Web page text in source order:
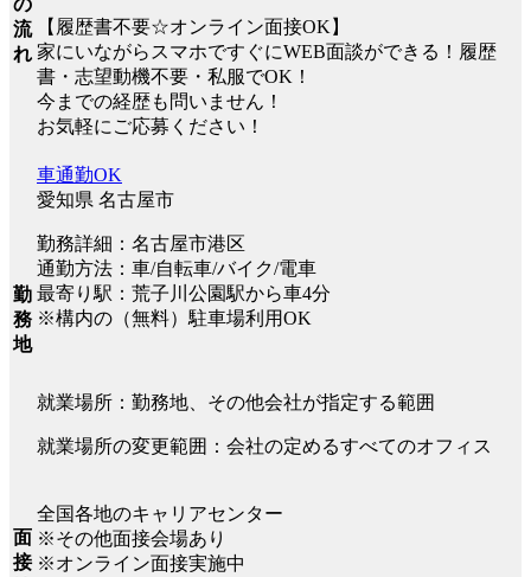
の
流
れ
【履歴書不要☆オンライン面接OK】
家にいながらスマホですぐにWEB面談ができる！履歴
書・志望動機不要・私服でOK！
今までの経歴も問いません！
お気軽にご応募ください！
勤
務
地
車通勤OK
愛知県 名古屋市
勤務詳細：名古屋市港区
通勤方法：車/自転車/バイク/電車
最寄り駅：荒子川公園駅から車4分
※構内の（無料）駐車場利用OK
就業場所：勤務地、その他会社が指定する範囲
就業場所の変更範囲：会社の定めるすべてのオフィス
面
接
全国各地のキャリアセンター
※その他面接会場あり
※オンライン面接実施中